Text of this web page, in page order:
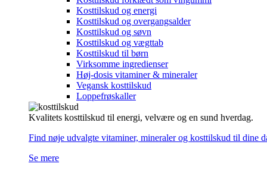
Kosttilskud og energi
Kosttilskud og overgangsalder
Kosttilskud og søvn
Kosttilskud og vægttab
Kosttilskud til børn
Virksomme ingredienser
Høj-dosis vitaminer & mineraler
Vegansk kosttilskud
Loppefrøskaller
Kvalitets kosttilskud til energi, velvære og en sund hverdag.
Find nøje udvalgte vitaminer, mineraler og kosttilskud til dine
Se mere